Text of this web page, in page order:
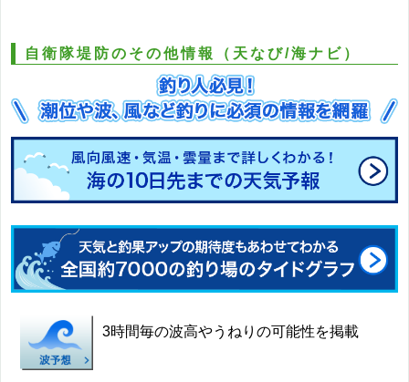
自衛隊堤防のその他情報（天なび/海ナビ）
3時間毎の波高やうねりの可能性を掲載